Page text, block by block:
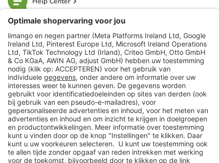
limango
Veilig winkelen
Klantenservice
Shop
Acties